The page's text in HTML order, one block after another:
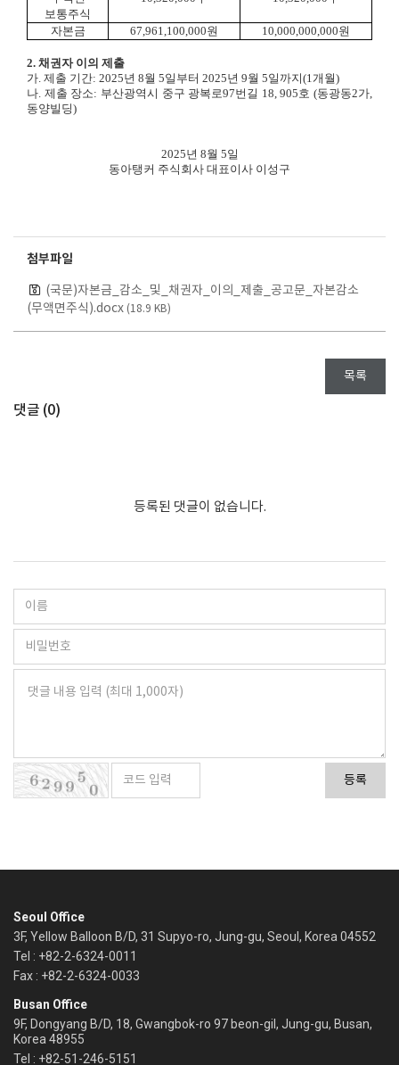
보통주식
자본금 67,961,100,000원 10,000,000,000원
2. 채권자 이의 제출
가. 제출 기간: 2025년 8월 5일부터 2025년 9월 5일까지(1개월)
나. 제출 장소: 부산광역시 중구 광복로97번길 18, 905호 (동광동2가,
동양빌딩)
2025년 8월 5일
동아탱커 주식회사 대표이사 이성구
첨부파일
(국문)자본금_감소_및_채권자_이의_제출_공고문_자본감소
(무액면주식).docx (18.9 KB)
목록
댓글 (0)
등록된 댓글이 없습니다.
등록
Seoul Office
3F, Yellow Balloon B/D, 31 Supyo-ro, Jung-gu, Seoul, Korea 04552
Tel : +82-2-6324-0011
Fax : +82-2-6324-0033
Busan Office
9F, Dongyang B/D, 18, Gwangbok-ro 97 beon-gil, Jung-gu, Busan,
Korea 48955
Tel : +82-51-246-5151